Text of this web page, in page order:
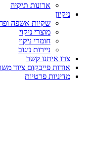
ארונות תיקיה
ניקיון
שקיות אשפה
מוצרי ניקוי
חומרי ניקוי
ניירות ניגוב
צרו איתנו קשר
אודות פייבקום ציוד
מדיניות פרטיות